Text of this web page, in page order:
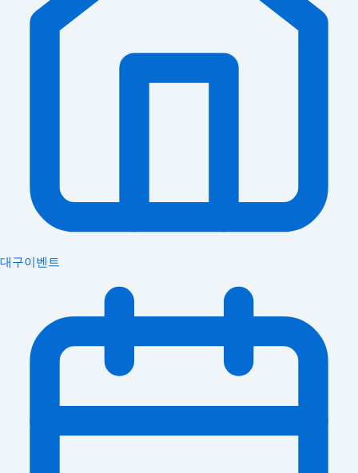
대구이벤트